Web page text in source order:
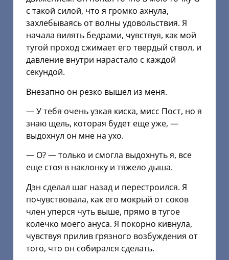
с такой силой, что я громко ахнула,
захлебываясь от волны удовольствия. Я
начала вилять бедрами, чувствуя, как мой
тугой проход сжимает его твердый ствол, и
давление внутри нарастало с каждой
секундой.
Внезапно он резко вышел из меня.
— У тебя очень узкая киска, мисс Пост, но я
знаю щель, которая будет еще уже, —
выдохнул он мне на ухо.
— О? — только и смогла выдохнуть я, все
еще стоя в наклонку и тяжело дыша.
Дэн сделал шаг назад и перестроился. Я
почувствовала, как его мокрый от соков
член уперся чуть выше, прямо в тугое
колечко моего ануса. Я покорно кивнула,
чувствуя прилив грязного возбуждения от
того, что он собирался сделать.